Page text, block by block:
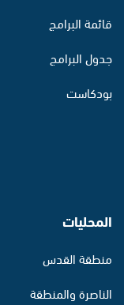
قائمة البرامج
جدول البرامج
بودكاست
المحليات
منطقة القدس
الناصرة والمنطقة